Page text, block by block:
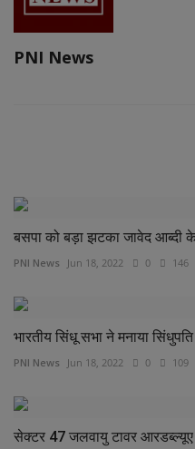
PNI News
बसपा को बड़ा झटका जावेद आब्दी
PNI News Jun 18, 2022 0 146
भारतीय सिंधू सभा ने मनाया
PNI News Jun 18, 2022 0 109
सेक्टर 47 जलवायु टावर आरडब्ल्यूए